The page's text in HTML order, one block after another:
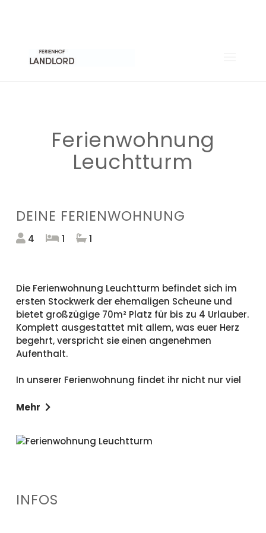
Ferienwohnung
Leuchtturm
DEINE FERIENWOHNUNG
4 1 1
Die Ferienwohnung Leuchtturm befindet sich im
ersten Stockwerk der ehemaligen Scheune und
bietet großzügige 70m² Platz für bis zu 4 Urlauber.
Komplett ausgestattet mit allem, was euer Herz
begehrt, verspricht sie einen angenehmen
Aufenthalt.
In unserer Ferienwohnung findet ihr nicht nur viel
maximalen Komfort. Neben dem großzügigen
gibt es auch ein separates Schlafzimmer, das
zusätzliche Privatsphäre und Raum zum
abgestimmt ist.
Mehr
INFOS